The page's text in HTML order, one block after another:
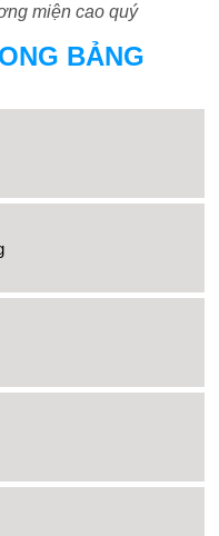
miện cao quý
BẢNG